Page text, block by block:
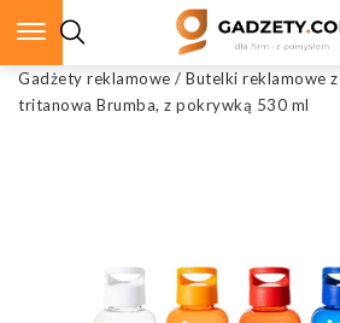
Gadżety reklamowe / Butelki reklamowe
tritanowa Brumba, z pokrywką 530 ml